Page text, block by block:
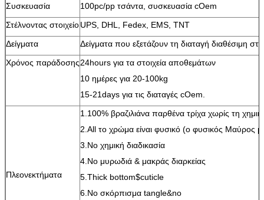
Συσκευασία
100pc/pp τσάντα, συσκευασία cOem
Στέλνοντας στοιχείοUPS, DHL, Fedex, EMS, TNT
Δείγματα
Δείγματα που εξετάζουν τη διαταγή διαθέσιμη
Χρόνος παράδοσης24hours για τα στοιχεία αποθεμάτων
10 ημέρες για 20-100kg
15-21days για τις διαταγές cOem.
Πλεονεκτήματα
1.100% βραζιλιάνα παρθένα τρίχα χωρίς τη
2.All το χρώμα είναι φυσικό (ο φυσικός Μαύρος
3.No χημική διαδικασία
4.No μυρωδιά & μακράς διαρκείας
5.Thick bottom$cuticle
6.No σκόρπισμα tangle&no